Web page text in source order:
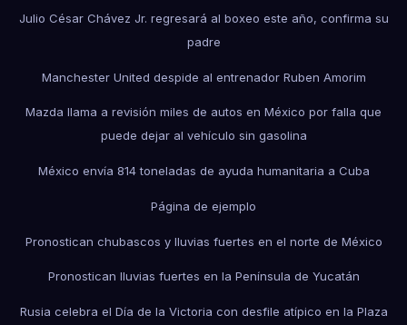
Julio César Chávez Jr. regresará al boxeo este año, confirma su
padre
Manchester United despide al entrenador Ruben Amorim
Mazda llama a revisión miles de autos en México por falla que
puede dejar al vehículo sin gasolina
México envía 814 toneladas de ayuda humanitaria a Cuba
Página de ejemplo
Pronostican chubascos y lluvias fuertes en el norte de México
Pronostican lluvias fuertes en la Península de Yucatán
Rusia celebra el Día de la Victoria con desfile atípico en la Plaza